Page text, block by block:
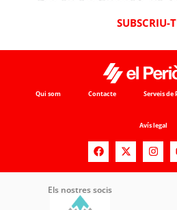
SUBSCRIU-
Qui som Contacte Serveis
Avís legal
Els nostres socis